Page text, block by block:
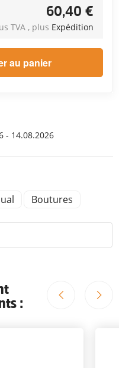
60,40 €
TVA , plus Expédition
de culture
au panier
- 14.08.2026
Boutures
: